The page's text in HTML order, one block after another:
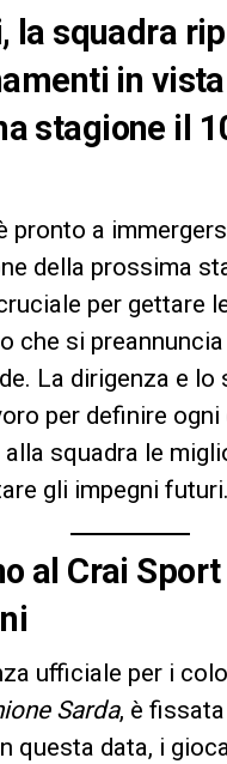
la squadra
in
stagione il
pronto a
della prossima
per gettare
che si
La dirigenza e
per definire
squadra le
gli impegni futuri.
al Crai
ufficiale per i
Sarda, è
questa data, i